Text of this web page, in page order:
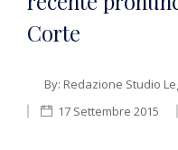
Corte
By: Redazione Studio
17 Settembre 2015